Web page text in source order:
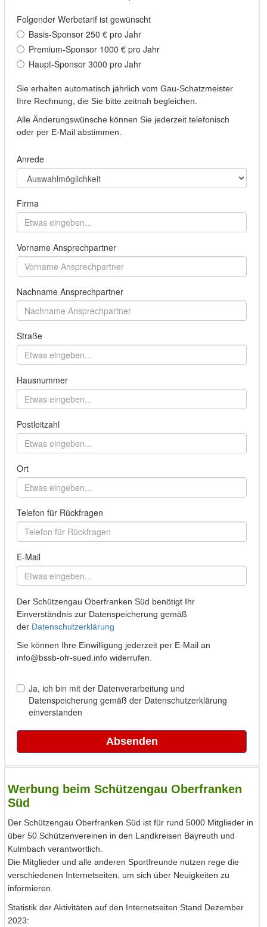
Werbung beim Schützengau Oberfranken
Süd
Der Schützengau Oberfranken Süd ist für rund 5000 Mitglieder in
über 50 Schützenvereinen in den Landkreisen Bayreuth und
Kulmbach verantwortlich.
Die Mitglieder und alle anderen Sportfreunde nutzen rege die
verschiedenen Internetseiten, um sich über Neuigkeiten zu
informieren.
Statistik der Aktivitäten auf den Internetseiten Stand Dezember
2023: